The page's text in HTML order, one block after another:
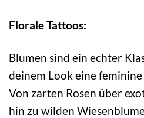
Florale Tattoos:
Blumen sind ein echter
deinem Look eine
Von zarten Rosen über
hin zu wilden